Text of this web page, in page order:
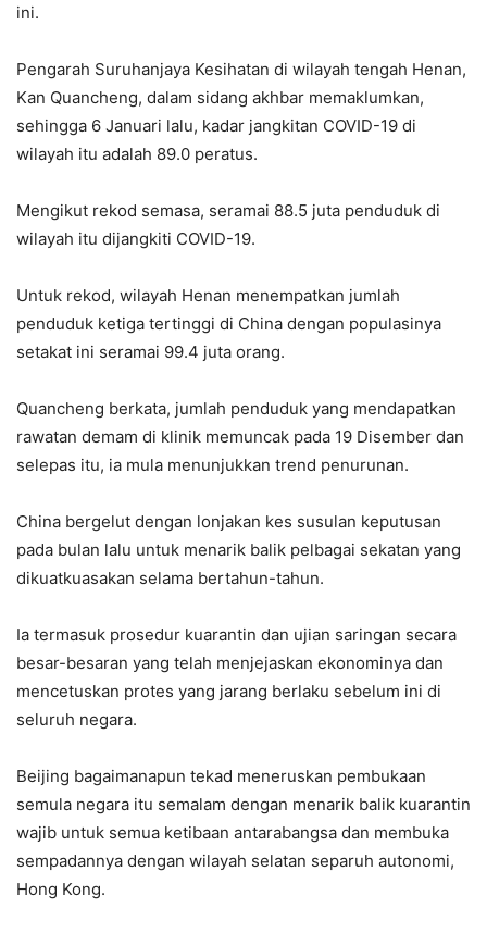
ini.
Pengarah Suruhanjaya Kesihatan di wilayah tengah Henan,
Kan Quancheng, dalam sidang akhbar memaklumkan,
sehingga 6 Januari lalu, kadar jangkitan COVID-19 di
wilayah itu adalah 89.0 peratus.
Mengikut rekod semasa, seramai 88.5 juta penduduk di
wilayah itu dijangkiti COVID-19.
Untuk rekod, wilayah Henan menempatkan jumlah
penduduk ketiga tertinggi di China dengan populasinya
setakat ini seramai 99.4 juta orang.
Quancheng berkata, jumlah penduduk yang mendapatkan
rawatan demam di klinik memuncak pada 19 Disember dan
selepas itu, ia mula menunjukkan trend penurunan.
China bergelut dengan lonjakan kes susulan keputusan
pada bulan lalu untuk menarik balik pelbagai sekatan yang
dikuatkuasakan selama bertahun-tahun.
Ia termasuk prosedur kuarantin dan ujian saringan secara
besar-besaran yang telah menjejaskan ekonominya dan
mencetuskan protes yang jarang berlaku sebelum ini di
seluruh negara.
Beijing bagaimanapun tekad meneruskan pembukaan
semula negara itu semalam dengan menarik balik kuarantin
wajib untuk semua ketibaan antarabangsa dan membuka
sempadannya dengan wilayah selatan separuh autonomi,
Hong Kong.